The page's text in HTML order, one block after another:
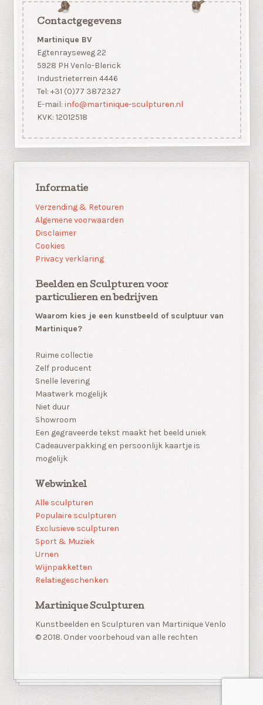
Contactgegevens
Martinique BV
Egtenrayseweg 22
5928 PH Venlo-Blerick
Industrieterrein 4446
Tel: +31 (0)77 3872327
E-mail: info@martinique-sculpturen.nl
KVK: 12012518
Informatie
Verzending & Retouren
Algemene voorwaarden
Disclaimer
Cookies
Privacy verklaring
Beelden en Sculpturen voor
particulieren en bedrijven
Waarom kies je een kunstbeeld of sculptuur van
Martinique?
Ruime collectie
Zelf producent
Snelle levering
Maatwerk mogelijk
Niet duur
Showroom
Een gegraveerde tekst maakt het beeld uniek
Cadeauverpakking en persoonlijk kaartje is
mogelijk
Webwinkel
Alle sculpturen
Populaire sculpturen
Exclusieve sculpturen
Sport & Muziek
Urnen
Wijnpakketten
Relatiegeschenken
Martinique Sculpturen
Kunstbeelden en Sculpturen van Martinique Venlo
© 2018. Onder voorbehoud van alle rechten